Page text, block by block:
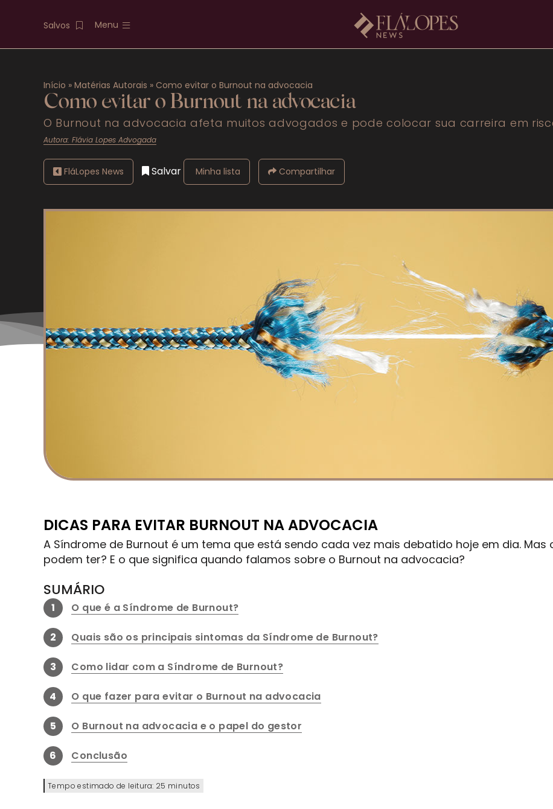
Salvos Menu
Destaques
Previdenciário
Mais categorias
Início » Matérias Autorais » Como evitar o Burnout na advocacia
Como evitar o Burnout na advocacia
O Burnout na advocacia afeta muitos advogados e pode colocar sua carreira em
Autora: Flávia Lopes Advogada
FláLopes News Salvar Minha lista Compartilhar
DICAS PARA EVITAR BURNOUT NA ADVOCACIA
A Síndrome de Burnout é um tema que está sendo cada vez mais debatido hoje em dia.
podem ter? E o que significa quando falamos sobre o Burnout na advocacia?
SUMÁRIO
1 O que é a Síndrome de Burnout?
2 Quais são os principais sintomas da Síndrome de Burnout?
3 Como lidar com a Síndrome de Burnout?
4 O que fazer para evitar o Burnout na advocacia
5 O Burnout na advocacia e o papel do gestor
6 Conclusão
Tempo estimado de leitura: 25 minutos